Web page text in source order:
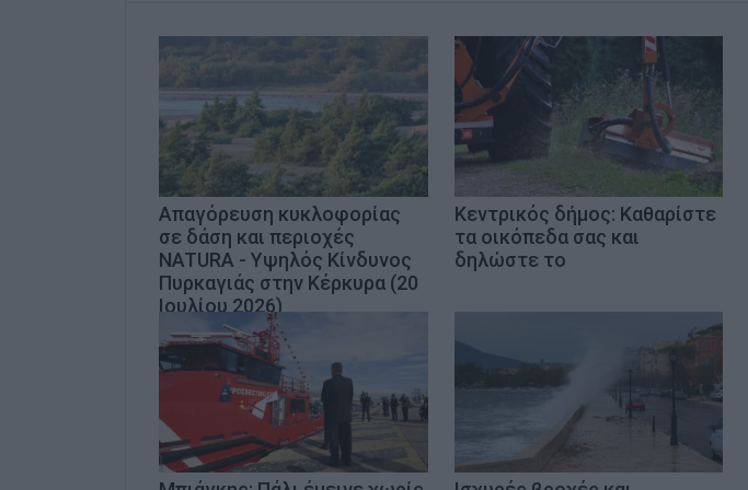
Απαγόρευση κυκλοφορίας
σε δάση και περιοχές
NATURA - Υψηλός Κίνδυνος
Πυρκαγιάς στην Κέρκυρα (20
Ιουλίου 2026)
Kεντρικός δήμος: Καθαρίστε
τα οικόπεδα σας και
δηλώστε το